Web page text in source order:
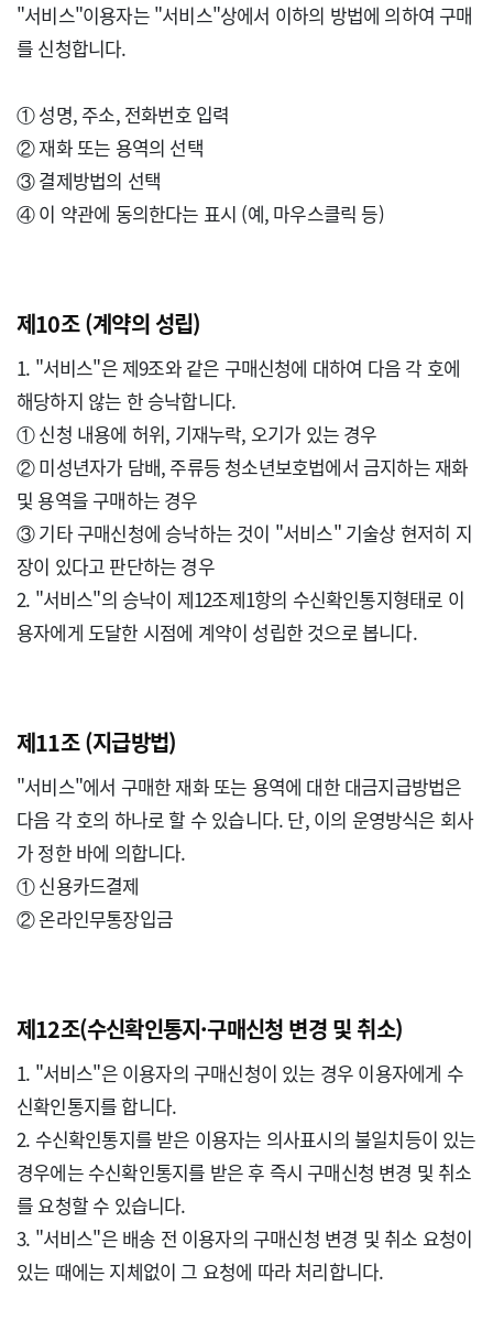
"서비스"이용자는 "서비스"상에서 이하의 방법에 의하여 구매
를 신청합니다.
① 성명, 주소, 전화번호 입력
② 재화 또는 용역의 선택
③ 결제방법의 선택
④ 이 약관에 동의한다는 표시 (예, 마우스클릭 등)
제10조 (계약의 성립)
1. "서비스"은 제9조와 같은 구매신청에 대하여 다음 각 호에
해당하지 않는 한 승낙합니다.
① 신청 내용에 허위, 기재누락, 오기가 있는 경우
② 미성년자가 담배, 주류등 청소년보호법에서 금지하는 재화
및 용역을 구매하는 경우
③ 기타 구매신청에 승낙하는 것이 "서비스" 기술상 현저히 지
장이 있다고 판단하는 경우
2. "서비스"의 승낙이 제12조제1항의 수신확인통지형태로 이
용자에게 도달한 시점에 계약이 성립한 것으로 봅니다.
제11조 (지급방법)
"서비스"에서 구매한 재화 또는 용역에 대한 대금지급방법은
다음 각 호의 하나로 할 수 있습니다. 단, 이의 운영방식은 회사
가 정한 바에 의합니다.
① 신용카드결제
② 온라인무통장입금
제12조(수신확인통지·구매신청 변경 및 취소)
1. "서비스"은 이용자의 구매신청이 있는 경우 이용자에게 수
신확인통지를 합니다.
2. 수신확인통지를 받은 이용자는 의사표시의 불일치등이 있는
경우에는 수신확인통지를 받은 후 즉시 구매신청 변경 및 취소
를 요청할 수 있습니다.
3. "서비스"은 배송 전 이용자의 구매신청 변경 및 취소 요청이
있는 때에는 지체없이 그 요청에 따라 처리합니다.